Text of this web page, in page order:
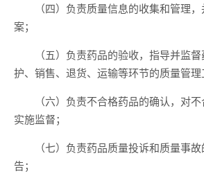
（四）负责质量信息的收集和管理，
案；
（五）负责药品的验收，指导并监督
护、销售、退货、运输等环节的质量管理
（六）负责不合格药品的确认，对不
实施监督；
（七）负责药品质量投诉和质量事故
告；